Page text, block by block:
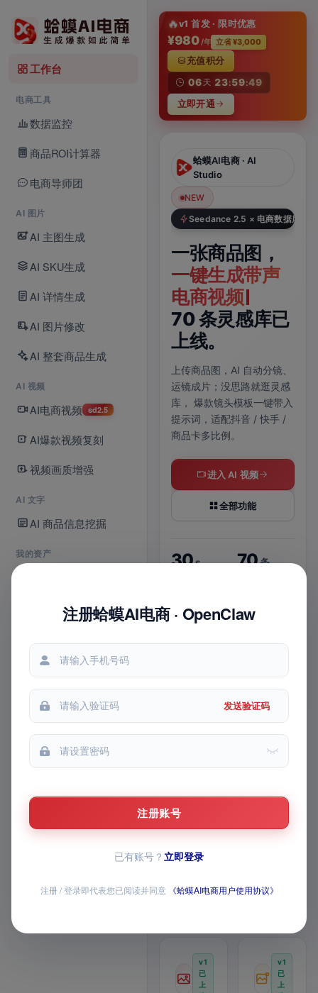
工作台
电商工具
数据监控
商品ROI计算器
电商导师团
AI 图片
AI 主图生成
AI SKU生成
AI 详情生成
AI 图片修改
AI 整套商品生成
AI 视频
AI电商视频 sd2.5
AI爆款视频复刻
视频画质增强
AI 文字
AI 商品信息挖掘
我的资产
我的店铺
生成记录
我的收藏
我的推广
🔥v1 首发 · 限时优惠
¥980/年 立省 ¥3,000
06 天 23:59:49
充值积分
立即开通
蛤蟆AI电商 · AI Video
NEW
Seedance
2.5，
型
正式上线。
AI 电商视频与爆款视频复刻
成最长支持 30 秒，480P /
立即体验 2.5
2.5
清晰视频 视频创作可选
蛤蟆AI电商 · AI
Studio
NEW
Seedance 2.5 × 电商数据库
一张商品图，
一键生成带声
电商视频
70 条灵感库已
上线。
上传商品图，AI 自动分镜、
运镜成片；没思路就逛灵感
库， 爆款镜头模板一键带入
提示词，适配抖音 / 快手 /
商品卡多比例。
进入 AI 视频
全部功能
30s 70条
8 平台 1 键
FEATURE MATRIX · v1 模块路
视频已上线，AI 全
家桶持续上新
覆盖商品生成、图片与视频创作、导
全部模块均已开放
v1
已
上
v1
已
上
注册蛤蟆AI电商 · OpenClaw
发送验证码
注册账号
已有账号？ 立即登录
注册 / 登录即代表您已阅读并同意 《蛤蟆AI电商用户使用协议》